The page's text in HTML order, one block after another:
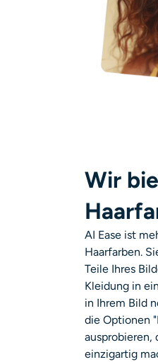
Wir
AI Ease ist
Haarfarben.
Teile Ihres
Kleidung in
in Ihrem Bild
die Optionen
ausprobieren,
einzigartig